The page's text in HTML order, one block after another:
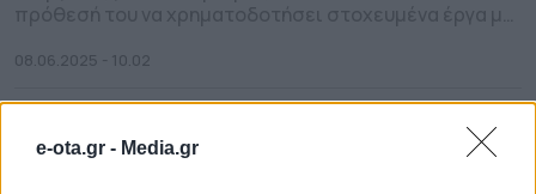
e-ota.gr - Media.gr
08.06.2025 - 10.02